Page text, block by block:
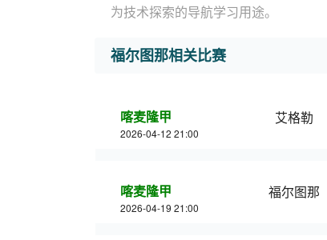
为技术探索的导航学习用途。
福尔图那相关比赛
喀麦隆甲
2026-04-12 21:00
艾格勒
喀麦隆甲
2026-04-19 21:00
福尔图那